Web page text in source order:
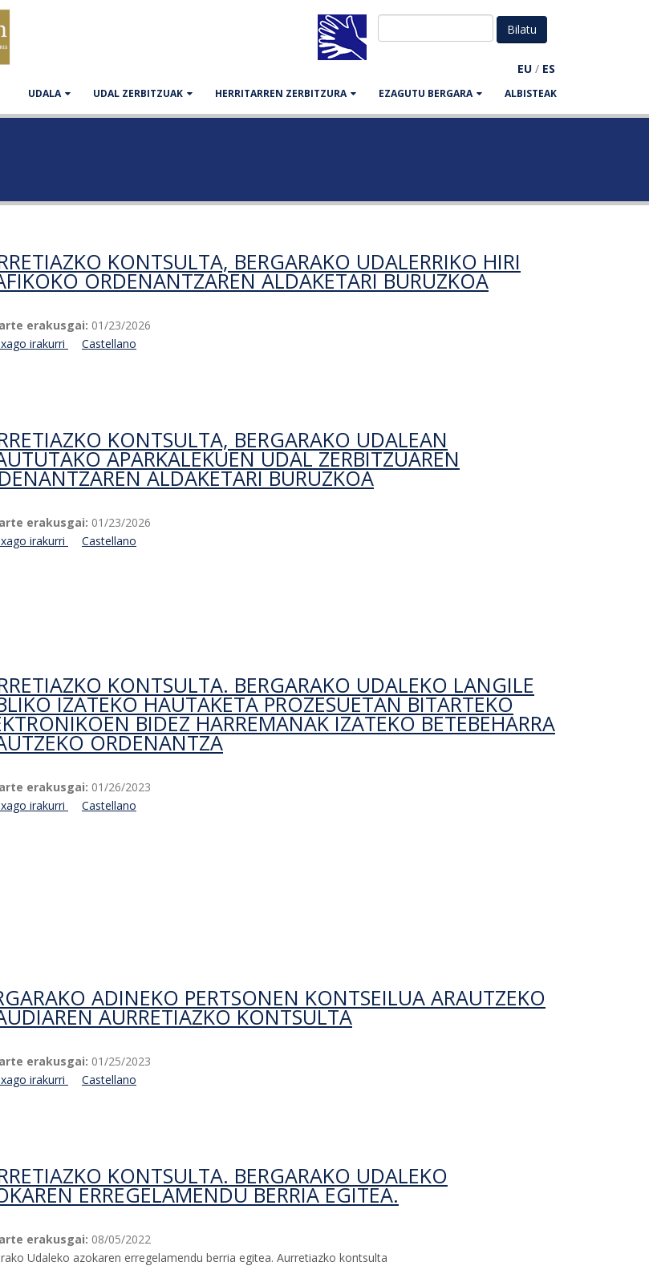
EU / ES
UDALA UDAL ZERBITZUAK HERRITARREN ZERBITZURA EZAGUTU BERGARA ALBISTEAK
KONTSULTA, BERGARAKO UDALERRIKO HIRI
ORDENANTZAREN ALDAKETARI BURUZKOA
erakusgai: 01/23/2026
irakurri Aurretiazko kontsulta, Bergarako udalerriko hiri trafikoko ordenantzaren aldaketari buruzkoa-ri
Castellano
KONTSULTA, BERGARAKO UDALEAN
APARKALEKUEN UDAL ZERBITZUAREN
ALDAKETARI BURUZKOA
erakusgai: 01/23/2026
irakurri Aurretiazko kontsulta, Bergarako udalean araututako aparkalekuen udal zerbitzuaren
Castellano
KONTSULTA. BERGARAKO UDALEKO LANGILE
IZATEKO HAUTAKETA PROZESUETAN BITARTEKO
BIDEZ HARREMANAK IZATEKO BETEBEHARRA
ORDENANTZA
erakusgai: 01/26/2023
irakurri Aurretiazko kontsulta. Bergarako Udaleko langile publiko izateko hautaketa prozesuetan
Castellano
ADINEKO PERTSONEN KONTSEILUA ARAUTZEKO
AURRETIAZKO KONTSULTA
erakusgai: 01/25/2023
irakurri Bergarako Adineko Pertsonen Kontseilua arautzeko araudiaren aurretiazko kontsulta-ri buruz
Castellano
KONTSULTA. BERGARAKO UDALEKO
ERREGELAMENDU BERRIA EGITEA.
erakusgai: 08/05/2022
Udaleko azokaren erregelamendu berria egitea. Aurretiazko kontsulta